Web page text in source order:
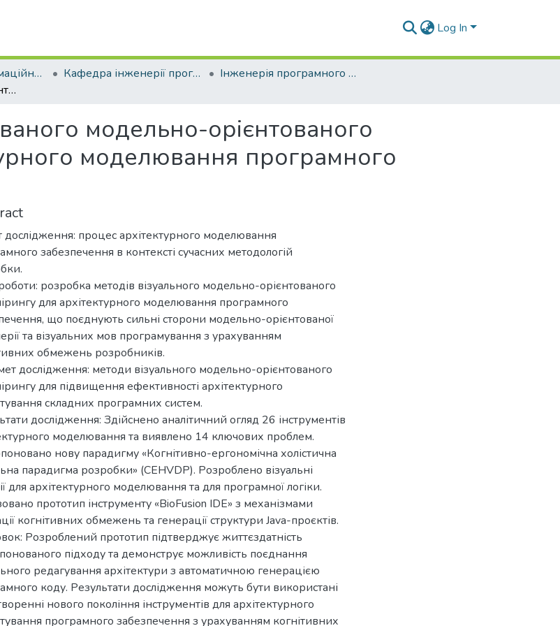
Log In
Факультет інформаційних технологій Кафедра інженерії програмного забезпечення
Інженерія програмного забезпечення (рівень магістр)
Методи візуально орієнтованого модельно-орієнтованого інжинірингу для архітектурного моделювання програмного забезпечення
модельно-орієнтованого
моделювання програмного
дослідження: процес архітектурного моделювання
забезпечення в контексті сучасних методологій
розробка методів візуального модельно-орієнтованого
для архітектурного моделювання програмного
що поєднують сильні сторони модельно-орієнтованої
та візуальних мов програмування з урахуванням
обмежень розробників.
дослідження: методи візуального модельно-орієнтованого
для підвищення ефективності архітектурного
складних програмних систем.
дослідження: Здійснено аналітичний огляд 26 інструментів
моделювання та виявлено 14 ключових проблем.
нову парадигму «Когнітивно-ергономічна холістична
парадигма розробки» (CEHVDP). Розроблено візуальні
для архітектурного моделювання та для програмної логіки.
прототип інструменту «BioFusion IDE» з механізмами
когнітивних обмежень та генерації структури Java-проєктів.
Розроблений прототип підтверджує життєздатність
підходу та демонструє можливість поєднання
редагування архітектури з автоматичною генерацією
коду. Результати дослідження можуть бути використані
нового покоління інструментів для архітектурного
програмного забезпечення з урахуванням когнітивних